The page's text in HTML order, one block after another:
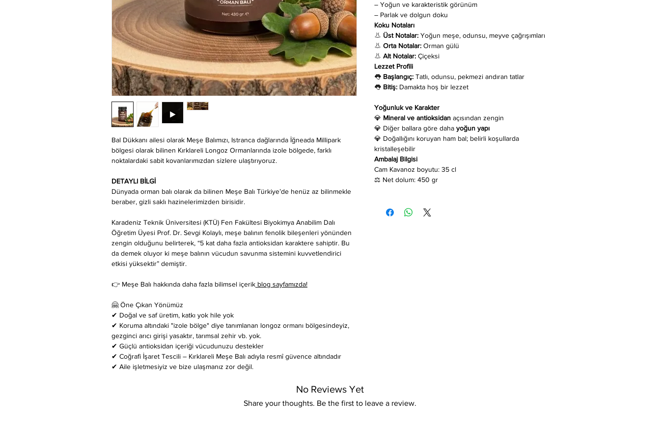
Bal Dükkanı ailesi olarak Meşe Balımızı, Istranca dağlarında İğneada Millipark
bölgesi olarak bilinen Kırklareli Longoz Ormanlarında izole bölgede, farklı
noktalardaki sabit kovanlarımızdan sizlere ulaştırıyoruz.
DETAYLI BİLGİ
Dünyada orman balı olarak da bilinen Meşe Balı Türkiye’de henüz az bilinmekle
beraber, gizli saklı hazinelerimizden birisidir.
Karadeniz Teknik Üniversitesi (KTÜ) Fen Fakültesi Biyokimya Anabilim Dalı
Öğretim Üyesi Prof. Dr. Sevgi Kolaylı, meşe balının fenolik bileşenleri yönünden
zengin olduğunu belirterek, “5 kat daha fazla antioksidan karaktere sahiptir. Bu
da demek oluyor ki meşe balının vücudun savunma sistemini kuvvetlendirici
etkisi yüksektir” demiştir.
👉️ Meşe Balı hakkında daha fazla bilimsel içerik blog sayfamızda!
🤗 Öne Çıkan Yönümüz
✔ Doğal ve saf üretim, katkı yok hile yok
✔ Koruma altındaki "izole bölge" diye tanımlanan longoz ormanı bölgesindeyiz,
gezginci arıcı girişi yasaktır, tarımsal zehir vb. yok.
✔ Güçlü antioksidan içeriği vücudunuzu destekler
✔ Coğrafi İşaret Tescili – Kırklareli Meşe Balı adıyla resmî güvence altındadır
✔ Aile işletmesiyiz ve bize ulaşmanız zor değil.
– Yoğun ve karakteristik görünüm
– Parlak ve dolgun doku
Koku Notaları
👃 Üst Notalar: Yoğun meşe, odunsu, meyve çağrışımları
👃 Orta Notalar: Orman gülü
👃 Alt Notalar: Çiçeksi
Lezzet Profili
👅 Başlangıç: Tatlı, odunsu, pekmezi andıran tatlar
👅 Bitiş: Damakta hoş bir lezzet
Yoğunluk ve Karakter
💎 Mineral ve antioksidan açısından zengin
💎 Diğer ballara göre daha yoğun yapı
💎 Doğallığını koruyan ham bal; belirli koşullarda
kristalleşebilir
Ambalaj Bilgisi
Cam Kavanoz boyutu: 35 cl
⚖️ Net dolum: 450 gr
No Reviews Yet
Share your thoughts. Be the first to leave a review.